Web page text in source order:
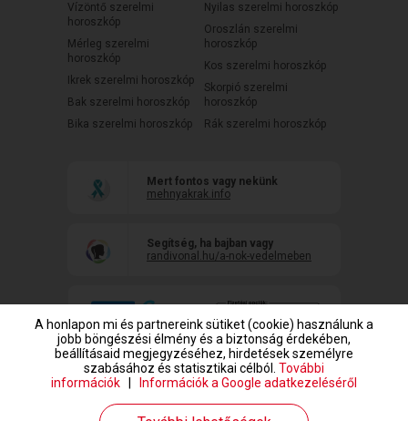
Vízöntő szerelmi
horoszkóp
Mérleg szerelmi
horoszkóp
Ikrek szerelmi horoszkóp
Bak szerelmi horoszkóp
Bika szerelmi horoszkóp
Nyilas szerelmi horoszkóp
Oroszlán szerelmi
horoszkóp
Kos szerelmi horoszkóp
Skorpió szerelmi
horoszkóp
Rák szerelmi horoszkóp
Mert fontos vagy nekünk
mehnyakrak.info
Segítség, ha bajban vagy
randivonal.hu/a-nok-vedelmeben
www.randivonal.hu © Copyright 1999-2026 Dating Central Europe Zrt.
A honlapon mi és partnereink sütiket (cookie) használunk a
jobb böngészési élmény és a biztonság érdekében,
beállításaid megjegyzéséhez, hirdetések személyre
szabásához és statisztikai célból. További
információk
Információk a Google adatkezeléséről